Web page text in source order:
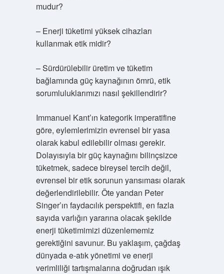
mudur?
– Enerji tüketimi yüksek cihazları
kullanmak etik midir?
– Sürdürülebilir üretim ve tüketim
bağlamında güç kaynağının ömrü, etik
sorumluluklarımızı nasıl şekillendirir?
Immanuel Kant’ın kategorik imperatifine
göre, eylemlerimizin evrensel bir yasa
olarak kabul edilebilir olması gerekir.
Dolayısıyla bir güç kaynağını bilinçsizce
tüketmek, sadece bireysel tercih değil,
evrensel bir etik sorunun yansıması olarak
değerlendirilebilir. Öte yandan Peter
Singer’ın faydacılık perspektifi, en fazla
sayıda varlığın yararına olacak şekilde
enerji tüketimimizi düzenlememiz
gerektiğini savunur. Bu yaklaşım, çağdaş
dünyada e-atık yönetimi ve enerji
verimliliği tartışmalarına doğrudan ışık